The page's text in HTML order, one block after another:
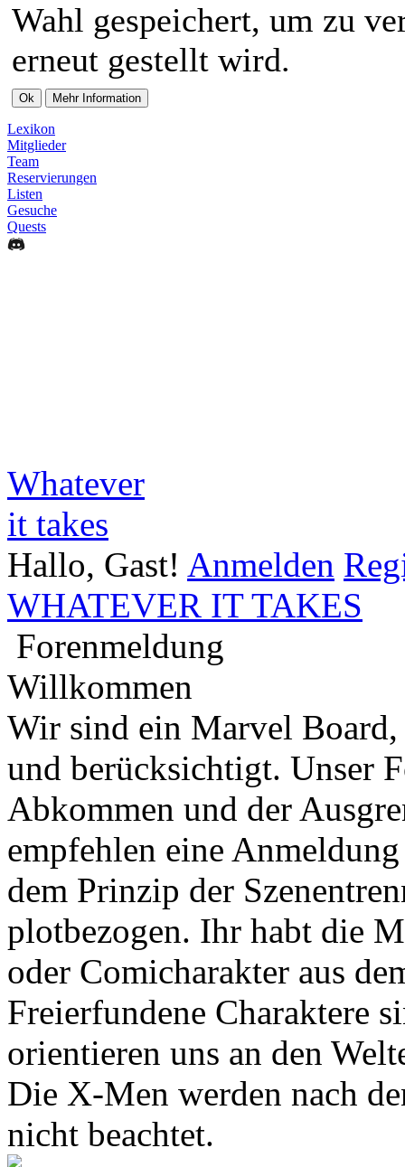
Wahl gespeichert, um zu
erneut gestellt wird.
Lexikon
Mitglieder
Team
Reservierungen
Listen
Gesuche
Quests
Whatever
it takes
Hallo, Gast! Anmelden
WHATEVER IT TAKES
Forenmeldung
Willkommen
Wir sind ein Marvel
und berücksichtigt. Unser
Abkommen und der
empfehlen eine
dem Prinzip der
plotbezogen. Ihr habt die
oder Comicharakter aus
Freierfundene Charaktere
orientieren uns an den
Die X-Men werden nach
nicht beachtet.